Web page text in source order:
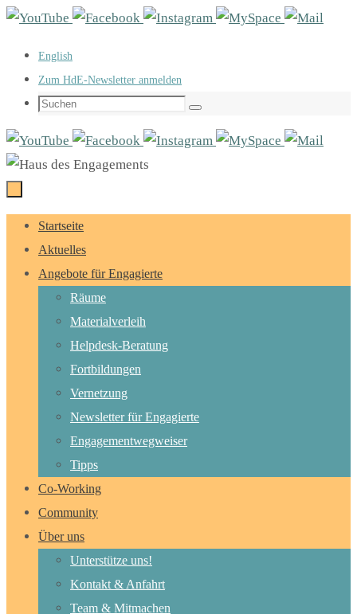
Zum
springen
English
Zum HdE-Newsletter anmelden
Suchen
Suchen
Zum
Inhalt
springen
Startseite
Aktuelles
Angebote für Engagierte
Räume
Materialverleih
Helpdesk-Beratung
Fortbildungen
Vernetzung
Newsletter für Engagierte
Engagementwegweiser
Tipps
Co-Working
Community
Über uns
Unterstütze uns!
Kontakt & Anfahrt
Team & Mitmachen